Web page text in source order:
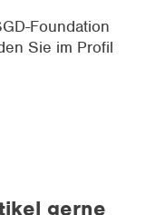
Foundation
Sie im Profil
gerne